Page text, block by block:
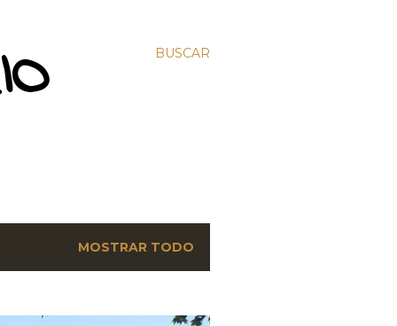
BUSCAR
MOSTRAR TODO